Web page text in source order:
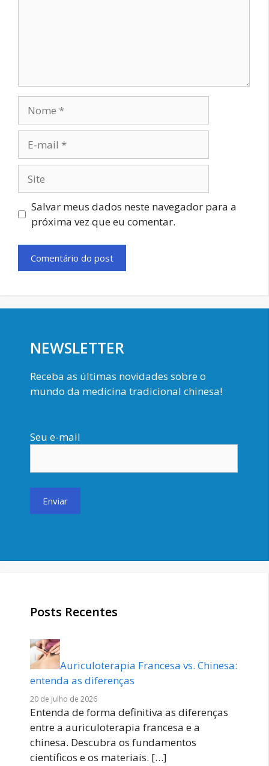
mail
Salvar meus dados neste navegador para a
próxima vez que eu comentar.
NEWSLETTER
Receba as últimas novidades sobre o
mundo da medicina tradicional chinesa!
Seu e-mail
Posts Recentes
Auriculoterapia Francesa vs. Chinesa:
entenda as diferenças
20 de julho de 2026
Entenda de forma definitiva as diferenças
entre a auriculoterapia francesa e a
chinesa. Descubra os fundamentos
científicos e os materiais. […]